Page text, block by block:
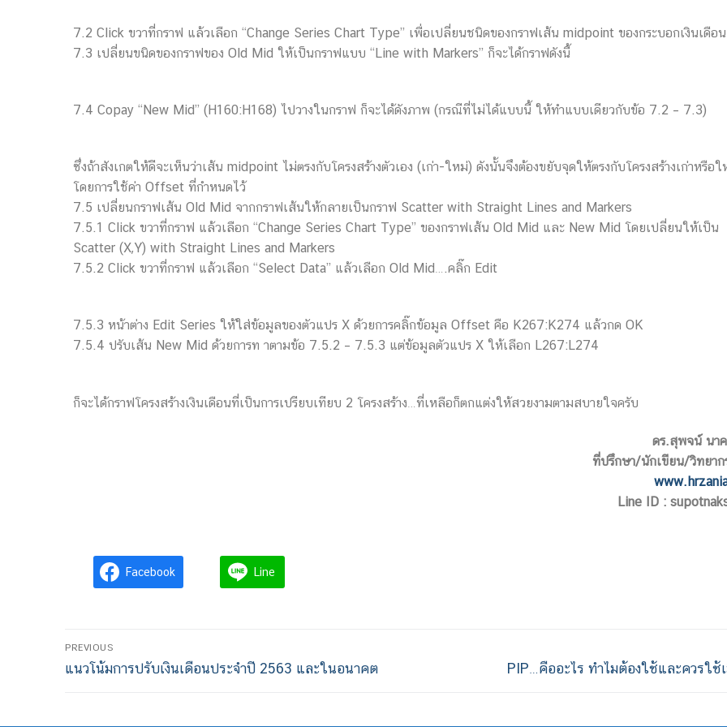
7.2 Click ขวาที่กราฟ แล้วเลือก “Change Series Chart Type” เพื่อเปลี่ยนชนิดของกราฟเส้น midpoint ของกระบอกเงินเดือน
7.3 เปลี่ยนขนิดของกราฟของ Old Mid ให้เป็นกราฟแบบ “Line with Markers” ก็จะได้กราฟดังนี้
7.4 Copay “New Mid” (H160:H168) ไปวางในกราฟ ก็จะได้ดังภาพ (กรณีที่ไม่ได้แบบนี้ ให้ทำแบบเดียวกับข้อ 7.2 – 7.3)
ซึ่งถ้าสังเกตให้ดีจะเห็นว่าเส้น midpoint ไม่ตรงกับโครงสร้างตัวเอง (เก่า-ใหม่) ดังนั้นจึงต้องขยับจุดให้ตรงกับโครงสร้างเก่าหรือ
โดยการใช้ค่า Offset ที่กำหนดไว้
7.5 เปลี่ยนกราฟเส้น Old Mid จากกราฟเส้นให้กลายเป็นกราฟ Scatter with Straight Lines and Markers
7.5.1 Click ขวาที่กราฟ แล้วเลือก “Change Series Chart Type” ของกราฟเส้น Old Mid และ New Mid โดยเปลี่ยนให้เป็น
Scatter (X,Y) with Straight Lines and Markers
7.5.2 Click ขวาที่กราฟ แล้วเลือก “Select Data” แล้วเลือก Old Mid….คลิ๊ก Edit
7.5.3 หน้าต่าง Edit Series ให้ใส่ข้อมูลของตัวแปร X ด้วยการคลิ๊กข้อมูล Offset คือ K267:K274 แล้วกด OK
7.5.4 ปรับเส้น New Mid ด้วยการท าตามข้อ 7.5.2 – 7.5.3 แต่ข้อมูลตัวแปร X ให้เลือก L267:L274
ก็จะได้กราฟโครงสร้างเงินเดือนที่เป็นการเปรียบเทียบ 2 โครงสร้าง…ที่เหลือก็ตกแต่งให้สวยงามตามสบายใจครับ
ดร.สุพจน์ นา
ที่ปรึกษา/นักเขียน/วิทยาก
Line ID :
Facebook Line
PREVIOUS
แนวโน้มการปรับเงินเดือนประจำปี 2563 และในอนาคต PIP…คืออะไร ทำไมต้องใช้และควรใช้